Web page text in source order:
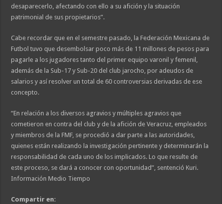
desaparecerlo, afectando con ello a su afición y la situación
patrimonial de sus propietarios”.
Cabe recordar que en el semestre pasado, la Federación Mexicana de
Futbol tuvo que desembolsar poco más de 11 millones de pesos para
pagarle a los jugadores tanto del primer equipo varonil y femenil,
además de la Sub-17 y Sub-20 del club jarocho, por adeudos de
salarios y así resolver un total de 60 controversias derivadas de ese
concepto.
“En relación a los diversos agravios y múltiples agravios que
cometieron en contra del club y de la afición de Veracruz, empleados
y miembros de la FMF, se procedió a dar parte a las autoridades,
quienes están realizando la investigación pertinente y determinarán la
responsabilidad de cada uno de los implicados. Lo que resulte de
este proceso, se dará a conocer con oportunidad”, sentenció Kuri.
Información Medio Tiempo
Compartir en: